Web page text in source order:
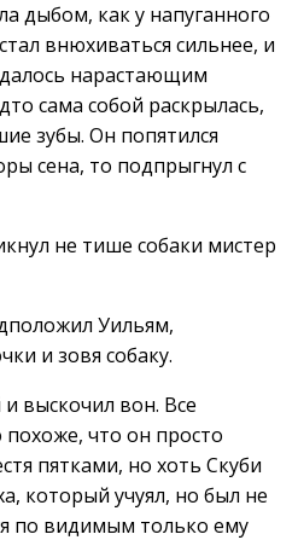
дыбом, как у напуганного
внюхиваться сильнее, и
нарастающим
сама собой раскрылась,
зубы. Он попятился
сена, то подпрыгнул с
не тише собаки мистер
Уильям,
и зовя собаку.
выскочил вон. Все
что он просто
пятками, но хоть Скуби
который учуял, но был не
по видимым только ему